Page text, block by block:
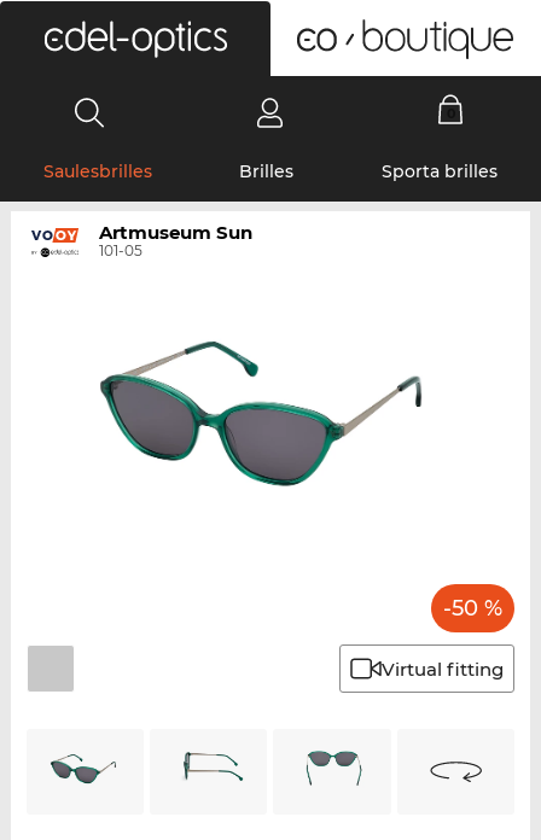
Saulesbrilles Brilles Sporta brilles
Artmuseum Sun
101-05
-50 %
Virtual fitting